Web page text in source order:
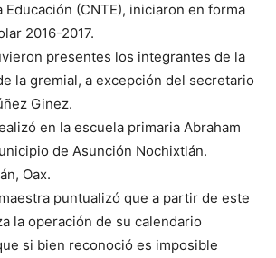
Educación (CNTE), iniciaron en forma
2016-2017.
presentes los integrantes de la
la gremial, a excepción del secretario
Ginez.
en la escuela primaria Abraham
de Asunción Nochixtlán.
Oax.
puntualizó que a partir de este
la operación de su calendario
si bien reconoció es imposible